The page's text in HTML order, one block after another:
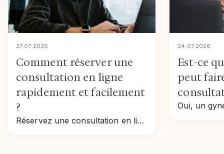
27.07.2026
Comment réserver une
consultation en ligne
rapidement et facilement
?
Réservez une consultation en ligne rapidement : étapes, tarifs, remboursement et conseils pour prendre rendez-vous en toute simplicité.
24 .07.2026
Est-ce
peut